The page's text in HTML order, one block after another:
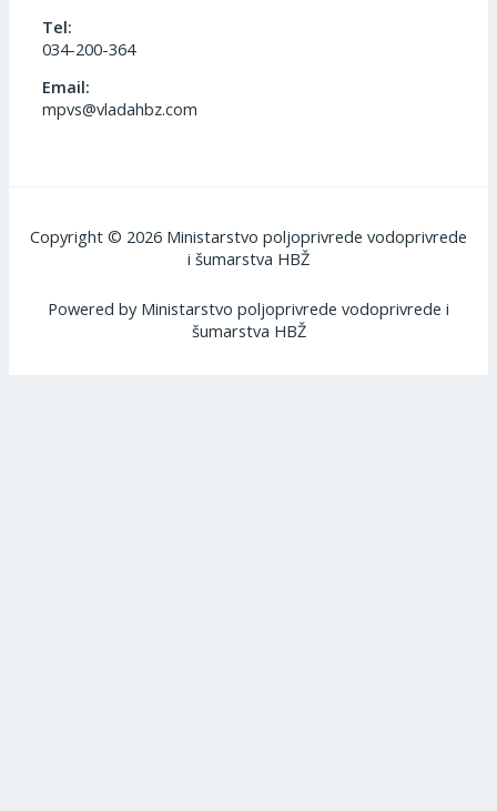
Tel:
034-200-364
Email:
mpvs@vladahbz.com
Copyright © 2026 Ministarstvo poljoprivrede vodoprivrede
i šumarstva HBŽ
Powered by Ministarstvo poljoprivrede vodoprivrede i
šumarstva HBŽ